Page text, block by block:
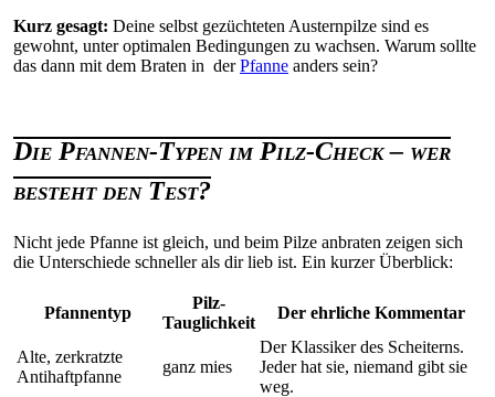
Kurz gesagt: Deine selbst gezüchteten Austernpilze sind es
gewohnt, unter optimalen Bedingungen zu wachsen. Warum sollte
das dann mit dem Braten in derPfanne anders sein?
Die Pfannen-Typen im Pilz-Check – wer
besteht den Test?
Nicht jede Pfanne ist gleich, und beim Pilze anbraten zeigen sich
die Unterschiede schneller als dir lieb ist. Ein kurzer Überblick:
Pfannentyp
Pilz-
Tauglichkeit
Der ehrliche Kommentar
Alte, zerkratzte
Antihaftpfanne
ganz mies
Der Klassiker des Scheiterns.
Jeder hat sie, niemand gibt sie
weg.